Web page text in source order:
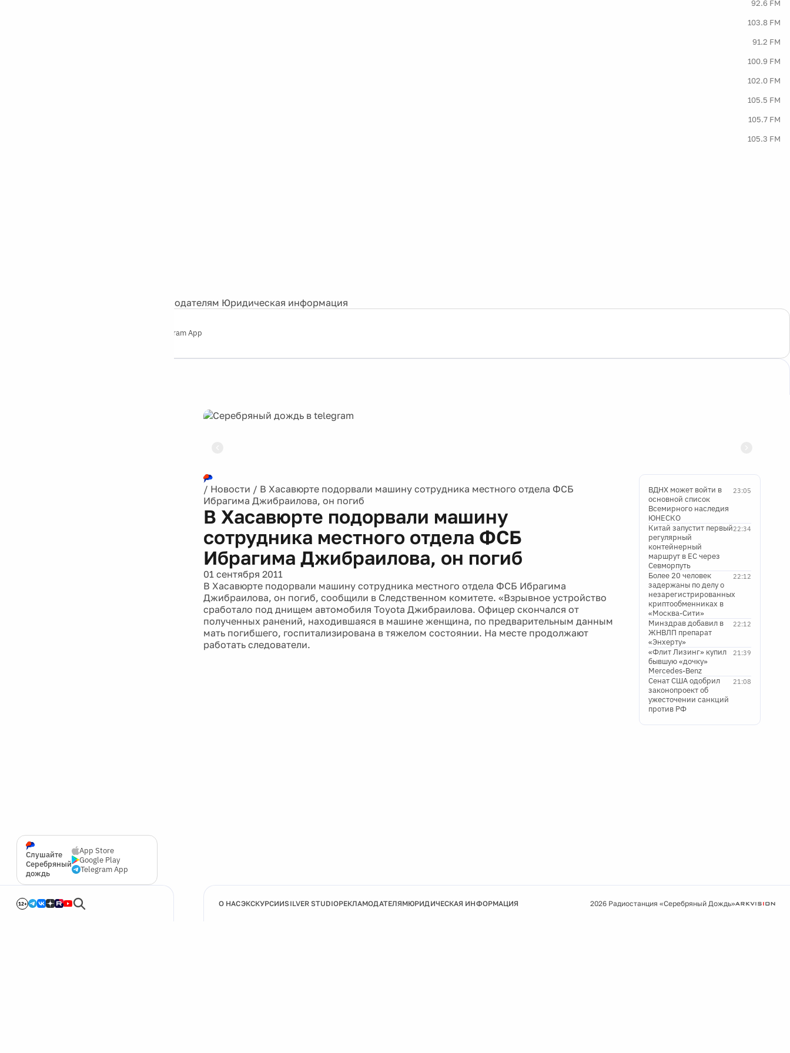
92.6 FM
103.8 FM
91.2 FM
100.9 FM
102.0 FM
105.5 FM
105.7 FM
105.3 FM
Рекламодателям Юридическая информация
Telegram App
Слушайте
Серебряный
дождь
App Store
Google Play
Telegram App
12+
/ Новости / В Хасавюрте подорвали машину сотрудника местного отдела ФСБ
Ибрагима Джибраилова, он погиб
В Хасавюрте подорвали машину
сотрудника местного отдела ФСБ
Ибрагима Джибраилова, он погиб
01 сентября 2011
В Хасавюрте подорвали машину сотрудника местного отдела ФСБ Ибрагима
Джибраилова, он погиб, сообщили в Следственном комитете. «Взрывное устройство
сработало под днищем автомобиля Toyota Джибраилова. Офицер скончался от
полученных ранений, находившаяся в машине женщина, по предварительным данным
мать погибшего, госпитализирована в тяжелом состоянии. На месте продолжают
работать следователи.
23:05
ВДНХ может войти в
основной список
Всемирного наследия
ЮНЕСКО
22:34
Китай запустит первый
регулярный
контейнерный
маршрут в ЕС через
Севморпуть
22:12
Более 20 человек
задержаны по делу о
незарегистрированных
криптообменниках в
«Москва-Сити»
22:12
Минздрав добавил в
ЖНВЛП препарат
«Энхерту»
21:39
«Флит Лизинг» купил
бывшую «дочку»
Mercedes-Benz
21:08
Сенат США одобрил
законопроект об
ужесточении санкций
против РФ
О НАСЭКСКУРСИИSILVER STUDIOРЕКЛАМОДАТЕЛЯМЮРИДИЧЕСКАЯ ИНФОРМАЦИЯ 2026 Радиостанция «Серебряный Дождь»